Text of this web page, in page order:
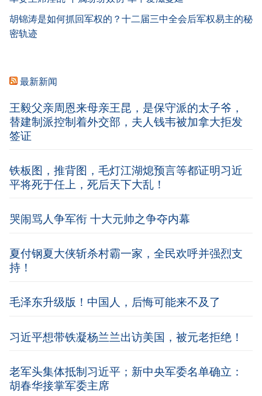
胡锦涛是如何抓回军权的？十二届三中全会后军权易主的秘
密轨迹
最新新闻
王毅父亲周恩来母亲王昆，是保守派的太子爷，
替建制派控制着外交部，夫人钱韦被加拿大拒发
签证
铁板图，推背图，毛灯江湖熄预言等都证明习近
平将死于任上，死后天下大乱！
哭闹骂人争军衔 十大元帅之争夺内幕
夏付钢夏大侠斩杀村霸一家，全民欢呼并强烈支
持！
毛泽东升级版！中国人，后悔可能来不及了
习近平想带铁凝杨兰兰出访美国，被元老拒绝！
老军头集体抵制习近平；新中央军委名单确立：
胡春华接掌军委主席